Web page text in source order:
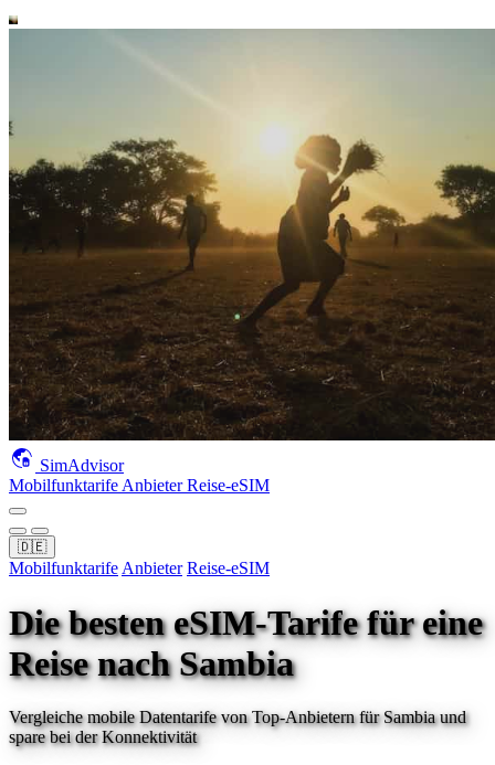
SimAdvisor
Mobilfunktarife AnbieterReise-eSIM
🇩🇪
Mobilfunktarife Anbieter Reise-eSIM
Die besten eSIM-Tarife für eine
Reisenach Sambia
Vergleiche mobile Datentarife von Top-Anbietern fürSambiaund
spare bei der Konnektivität